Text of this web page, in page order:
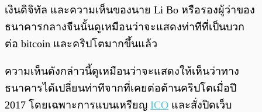
เงินดิจิทัล และความเห็นของนาย Li Bo หรือรองผู้ว่าของ
ธนาคารกลางจีนนั้นดูเหมือนว่าจะแสดงท่าทีที่เป็นบวก
ต่อ bitcoin และคริปโตมากขึ้นแล้ว
ความเห็นดังกล่าวนี้ดูเหมือนว่าจะแสดงให้เห็นว่าทาง
ธนาคารได้เปลี่ยนท่าทีจากที่เคยต่อต้านคริปโตเมื่อปี
2017 โดยเฉพาะการแบนเหรียญ ICO และสั่งปิดเว็บ